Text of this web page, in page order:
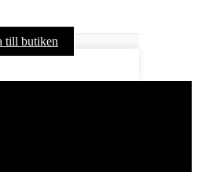
till butiken